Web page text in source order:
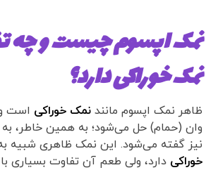
نمک اپسوم چیست و چه
نمک خوراکی دارد؟
ظاهر نمک اپسوم مانندنمک خوراکی است
وان (حمام) حل می‌شود؛ به‌ همین‌ خاطر،
نیز گفته می‌شود. این نمک ظاهری شبیه
خوراکی دارد، ولی طعم آن تفاوت بسیاری